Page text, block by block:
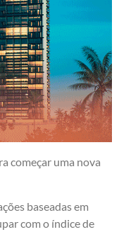
começar uma nova
baseadas em
com o índice de